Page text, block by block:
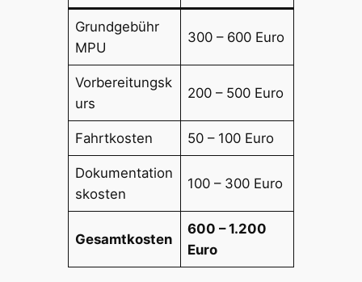
Grundgebühr
MPU
300 – 600 Euro
Vorbereitungsk
urs
200 – 500 Euro
Fahrtkosten 50 – 100 Euro
Dokumentation
skosten
100 – 300 Euro
Gesamtkosten
600 – 1.200
Euro